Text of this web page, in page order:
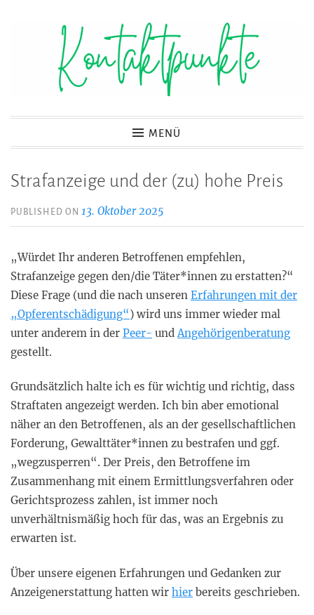
Kontaktpunkte
MENÜ
Strafanzeige und der (zu) hohe Preis
PUBLISHED ON 13. Oktober 2025
„Würdet Ihr anderen Betroffenen empfehlen,
Strafanzeige gegen den/die Täter*innen zu erstatten?“
Diese Frage (und die nach unseren Erfahrungen mit der
„Opferentschädigung“) wird uns immer wieder mal
unter anderem in der Peer- und Angehörigenberatung
gestellt.
Grundsätzlich halte ich es für wichtig und richtig, dass
Straftaten angezeigt werden. Ich bin aber emotional
näher an den Betroffenen, als an der gesellschaftlichen
Forderung, Gewalttäter*innen zu bestrafen und ggf.
„wegzusperren“. Der Preis, den Betroffene im
Zusammenhang mit einem Ermittlungsverfahren oder
Gerichtsprozess zahlen, ist immer noch
unverhältnismäßig hoch für das, was an Ergebnis zu
erwarten ist.
Über unsere eigenen Erfahrungen und Gedanken zur
Anzeigenerstattung hatten wir hier bereits geschrieben.